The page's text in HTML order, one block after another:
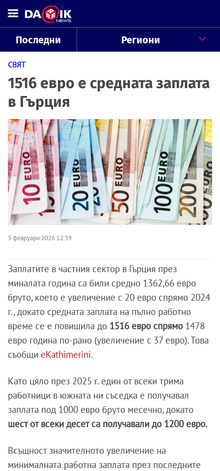
Последни Региони
СВЯТ
1516 евро e средната заплата
в Гърция
3 февруари 2026 12:59
Заплатите в частния сектор в Гърция през
миналата година са били средно 1362,66 евро
бруто, което е увеличение с 20 евро спрямо 2024
г., докато средната заплата на пълно работно
време се е повишила до 1516 евро спрямо 1478
евро година по-рано (увеличение с 37 евро). Това
съобщи eKathimerini.
Като цяло през 2025 г. един от всеки трима
работници в южната ни съседка е получавал
заплата под 1000 евро бруто месечно, докато
шест от всеки десет са получавали до 1200 евро.
Всъщност значителното увеличение на
минималната работна заплата през последните